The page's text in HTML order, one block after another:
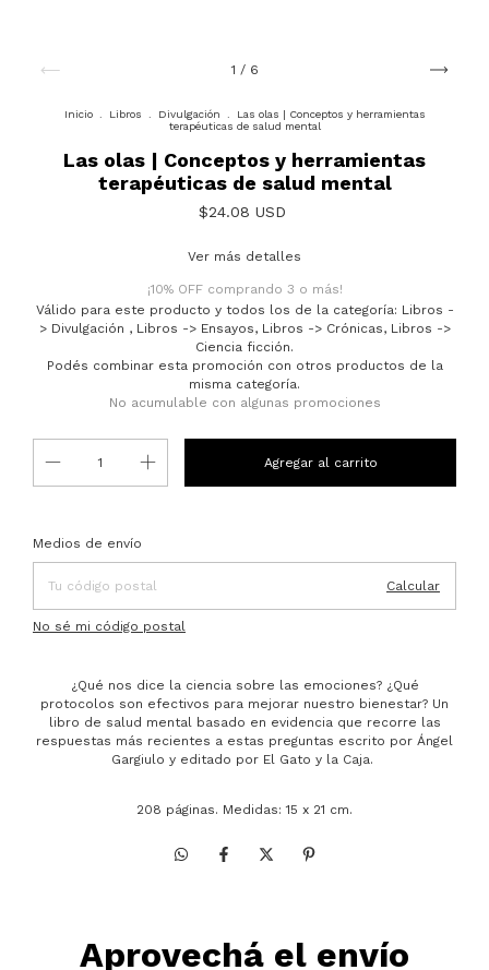
1 / 6
Inicio Libros Divulgación
Las olas | Conceptos y herramientas
terapéuticas de salud mental
Las olas | Conceptos y herramientas
terapéuticas de salud mental
$24.08 USD
Ver más detalles
¡10% OFF comprando 3 o más!
Válido para este producto y todos los de la categoría: Libros -
> Divulgación , Libros -> Ensayos, Libros -> Crónicas, Libros ->
Ciencia ficción.
Podés combinar esta promoción con otros productos de la
misma categoría.
No acumulable con algunas promociones
Entregas para el CP:
Medios de envío
Calcular
No sé mi código postal
¿Qué nos dice la ciencia sobre las emociones? ¿Qué
protocolos son efectivos para mejorar nuestro bienestar? Un
libro de salud mental basado en evidencia que recorre las
respuestas más recientes a estas preguntas escrito por Ángel
Gargiulo y editado por El Gato y la Caja.
208 páginas. Medidas: 15 x 21 cm.
Aprovechá el envío